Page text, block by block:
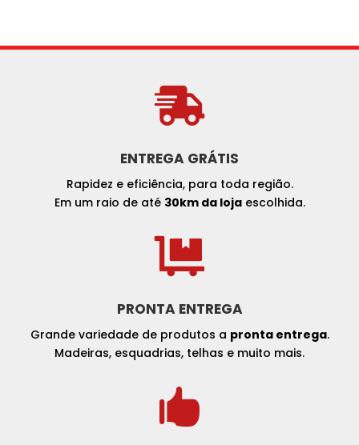

ENTREGA GRÁTIS
Rapidez e eficiência, para toda região.
Em um raio de até 30km da lojaescolhida.

PRONTA ENTREGA
Grande variedade de produtos a pronta entrega.
Madeiras, esquadrias, telhas e muito mais.
